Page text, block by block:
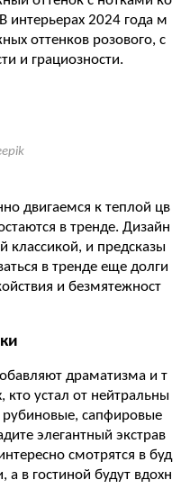
интерьерах 2024 года м
оттенков розового, с
и грациозности.
двигаемся к теплой цв
в тренде. Дизайн
классикой, и предсказы
в тренде еще долги
и безмятежност
драматизма и т
кто устал от нейтральны
рубиновые, сапфировые
элегантный экстрав
смотрятся в буд
а в гостиной будут вдохн